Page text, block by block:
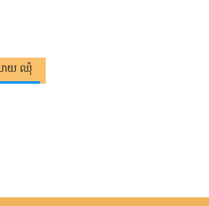
សាយ ឈុំ